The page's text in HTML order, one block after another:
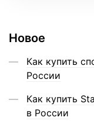
Новое
Как купить
России
Как купить
в России